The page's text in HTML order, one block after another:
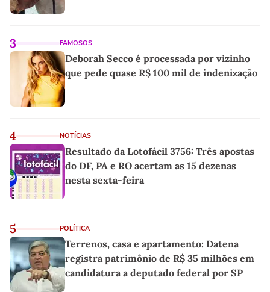
3 FAMOSOS
Deborah Secco é processada por vizinho
que pede quase R$ 100 mil de indenização
4 NOTÍCIAS
Resultado da Lotofácil 3756: Três apostas
do DF, PA e RO acertam as 15 dezenas
nesta sexta-feira
5 POLÍTICA
Terrenos, casa e apartamento: Datena
registra patrimônio de R$ 35 milhões em
candidatura a deputado federal por SP